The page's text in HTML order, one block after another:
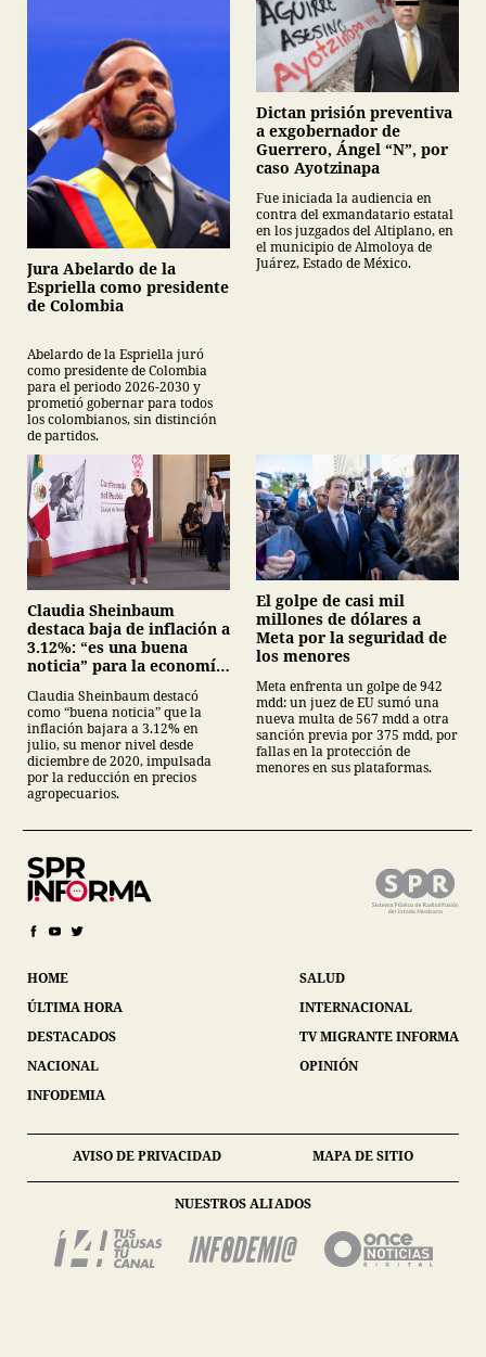
Jura Abelardo de la
Espriella como presidente
de Colombia
Abelardo de la Espriella juró
como presidente de Colombia
para el periodo 2026-2030 y
prometió gobernar para todos
los colombianos, sin distinción
de partidos.
Dictan prisión preventiva
a exgobernador de
Guerrero, Ángel “N”, por
caso Ayotzinapa
Fue iniciada la audiencia en
contra del exmandatario estatal
en los juzgados del Altiplano, en
el municipio de Almoloya de
Juárez, Estado de México.
Claudia Sheinbaum
destaca baja de inflación a
3.12%: “es una buena
noticia” para la economía
Claudia Sheinbaum destacó
como “buena noticia” que la
inflación bajara a 3.12% en
julio, su menor nivel desde
diciembre de 2020, impulsada
por la reducción en precios
agropecuarios.
El golpe de casi mil
millones de dólares a
Meta por la seguridad de
los menores
Meta enfrenta un golpe de 942
mdd: un juez de EU sumó una
nueva multa de 567 mdd a otra
sanción previa por 375 mdd, por
fallas en la protección de
menores en sus plataformas.
HOME
ÚLTIMA HORA
DESTACADOS
NACIONAL
INFODEMIA
SALUD
INTERNACIONAL
TV MIGRANTE INFORMA
OPINIÓN
AVISO DE PRIVACIDAD MAPA DE SITIO
NUESTROS ALIADOS